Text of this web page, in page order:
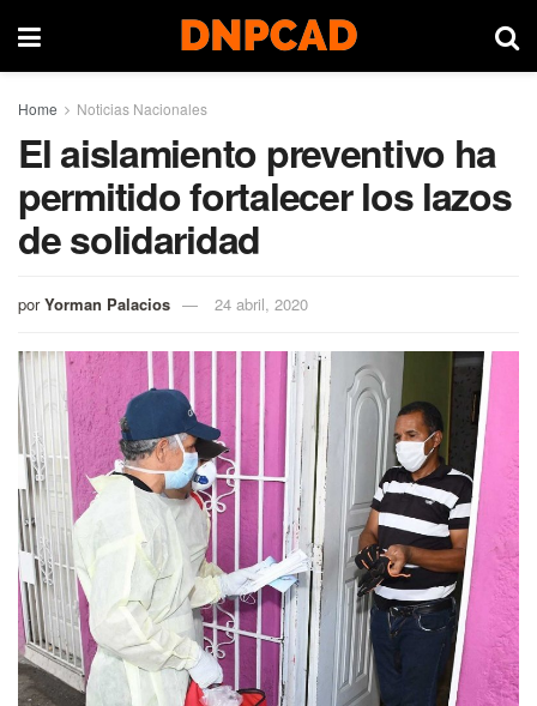
Home Noticias Nacionales
El aislamiento preventivo ha
permitido fortalecer los lazos
de solidaridad
por Yorman Palacios 24 abril, 2020